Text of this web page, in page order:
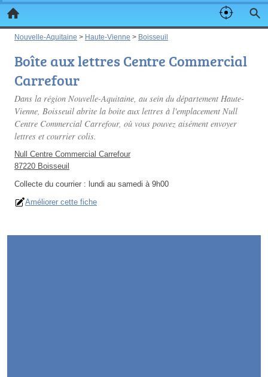
Nouvelle-Aquitaine > Haute-Vienne > Boisseuil
Boîte aux lettres Centre Commercial
Carrefour
Dans la région Nouvelle-Aquitaine, au sein du département Haute-
Vienne, Boisseuil abrite la boite aux lettres à l'emplacement Null
Centre Commercial Carrefour, où vous pouvez aisément envoyer
lettres et courrier colis.
Null Centre Commercial Carrefour
87220 Boisseuil
Collecte du courrier : lundi au samedi à 9h00
Améliorer cette fiche